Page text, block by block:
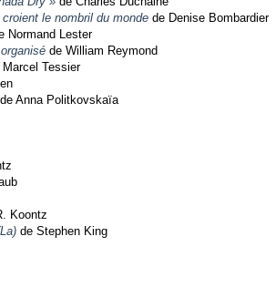
le nombril du monde de Denise Bombardier
Normand Lester
de William Reymond
Marcel Tessier
de Anna Politkovskaïa
Koontz
de Stephen King